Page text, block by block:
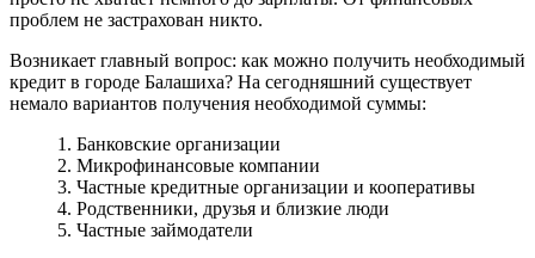
проблем не застрахован никто.
Возникает главный вопрос: как можно получить необходимый
кредит в городе Балашиха? На сегодняшний существует
немало вариантов получения необходимой суммы:
1. Банковские организации
2. Микрофинансовые компании
3. Частные кредитные организации и кооперативы
4. Родственники, друзья и близкие люди
5. Частные займодатели